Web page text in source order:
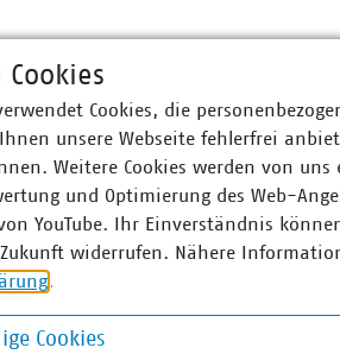
Cookies, die
unsere Webseite fehlerfrei
Weitere Cookies werden von
und Optimierung des Web-
YouTube. Ihr Einverständnis
widerrufen. Nähere
.
Cookies